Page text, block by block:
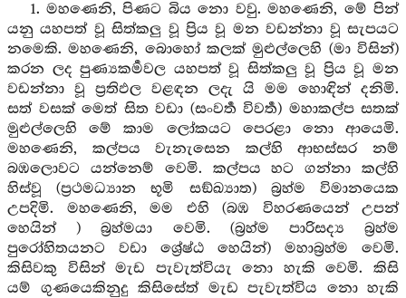
1. මහණෙනි, පිණට බිය නො වවු. මහණෙනි, මේ පින්
යනු යහපත් වූ සිත්කලු වූ ප්‍රිය වූ මන වඩන්නා වූ සැපයට
නමෙකි. මහණෙනි, බොහෝ කලක් මුළුල්ලෙහි (මා විසින්)
කරන ලද පුණ්‍යකර්‍මවල යහපත් වූ සිත්කලු වූ ප්‍රිය වූ මන
වඩන්නා වූ ප්‍රතිඵල වළඳන ලදැ යි මම හොඳින් දනිමි.
සත් වසක් මෙත් සිත වඩා (සංවර්‍ත විවර්‍ත) මහාකල්ප සතක්
මුළුල්ලෙහි මේ කාම ලෝකයට පෙරළා නො ආයෙමි.
මහණෙනි, කල්පය වැනැසෙන කල්හි ආභස්සර නම්
බඹලොවට යන්නෙම් වෙමි. කල්පය හට ගන්නා කල්හි
හිස්වූ (ප්‍රථමධ්‍යාන භූමි සඞ්ඛ්‍යාත) බ්‍රහ්ම විමානයෙක
උපදිමි. මහණෙනි, මම එහි (බඹ විහරණයෙන් උපන්
හෙයින් ) බ්‍රහ්මයා වෙමි. (බ්‍රහ්ම පාරිසද්‍ය බ්‍රහ්ම
පුරෝහිතයනට වඩා ශ්‍රේෂ්ඨ හෙයින්) මහාබ්‍රහ්ම වෙමි.
කිසිවකු විසින් මැඩ පැවැත්වියැ නො හැකි වෙමි. කිසි
යම් ගුණයෙකිනුදු කිසිසේත් මැඩ පැවැත්විය නො හැකි